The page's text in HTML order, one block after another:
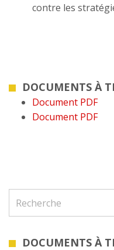
contre les
DOCUMENTS À
Document PDF
Document PDF
DOCUMENTS À